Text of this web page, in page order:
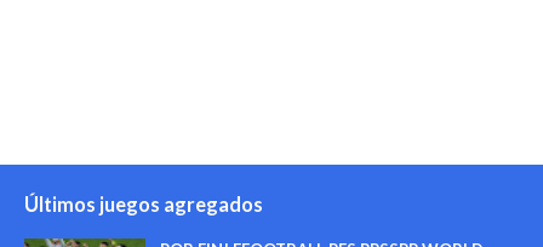
Últimos juegos agregados